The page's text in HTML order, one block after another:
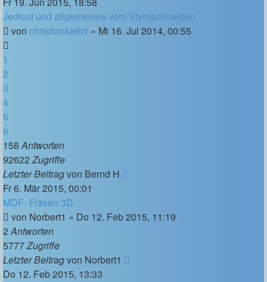
Jedicut und allgemeines vom Styroschneiden
von christianka6cr » Mi 16. Jul 2014, 00:55
1
2
3
4
5
6
158Antworten
92622Zugriffe
Letzter Beitragvon Bernd H
Fr 6. Mär 2015, 00:01
MDF- Fräsen 3D
von Norbert1 » Do 12. Feb 2015, 11:19
2Antworten
5777Zugriffe
Letzter Beitragvon Norbert1
Do 12. Feb 2015, 13:33